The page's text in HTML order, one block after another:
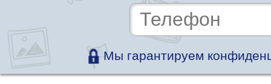
Мы гарантируем